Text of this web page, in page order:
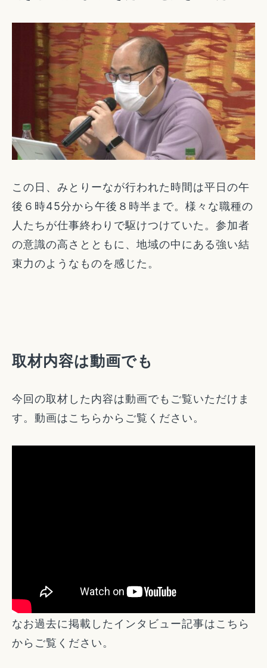
この日、みとりーなが行われた時間は平日の午
後６時45分から午後８時半まで。様々な職種の
人たちが仕事終わりで駆けつけていた。参加者
の意識の高さとともに、地域の中にある強い結
束力のようなものを感じた。
取材内容は動画でも
今回の取材した内容は動画でもご覧いただけま
す。動画はこちらからご覧ください。
なお過去に掲載したインタビュー記事はこちら
からご覧ください。